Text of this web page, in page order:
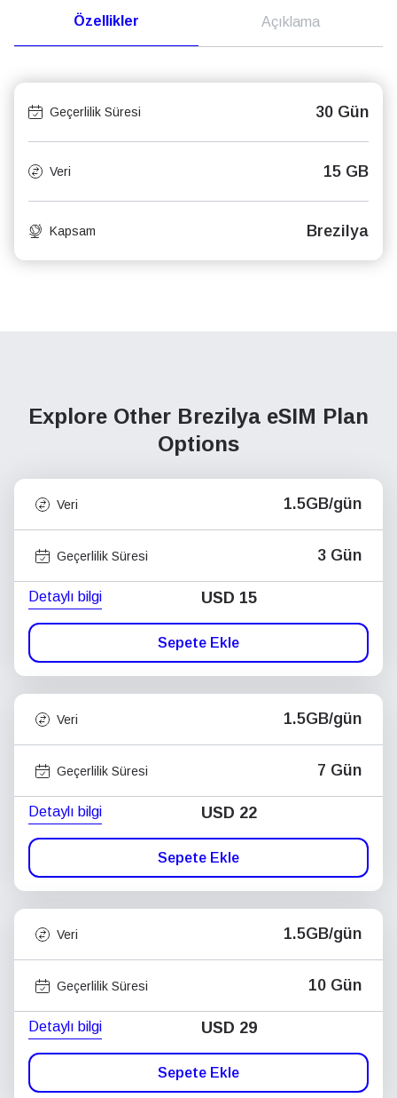
Özellikler Açıklama
Geçerlilik Süresi 30 Gün
Veri 15 GB
Kapsam Brezilya
Explore Other Brezilya eSIM Plan
Options
Veri 1.5GB/gün
Geçerlilik Süresi 3 Gün
Detaylı bilgi USD 15
Sepete Ekle
Veri 1.5GB/gün
Geçerlilik Süresi 7 Gün
Detaylı bilgi USD 22
Sepete Ekle
Veri 1.5GB/gün
Geçerlilik Süresi 10 Gün
Detaylı bilgi USD 29
Sepete Ekle